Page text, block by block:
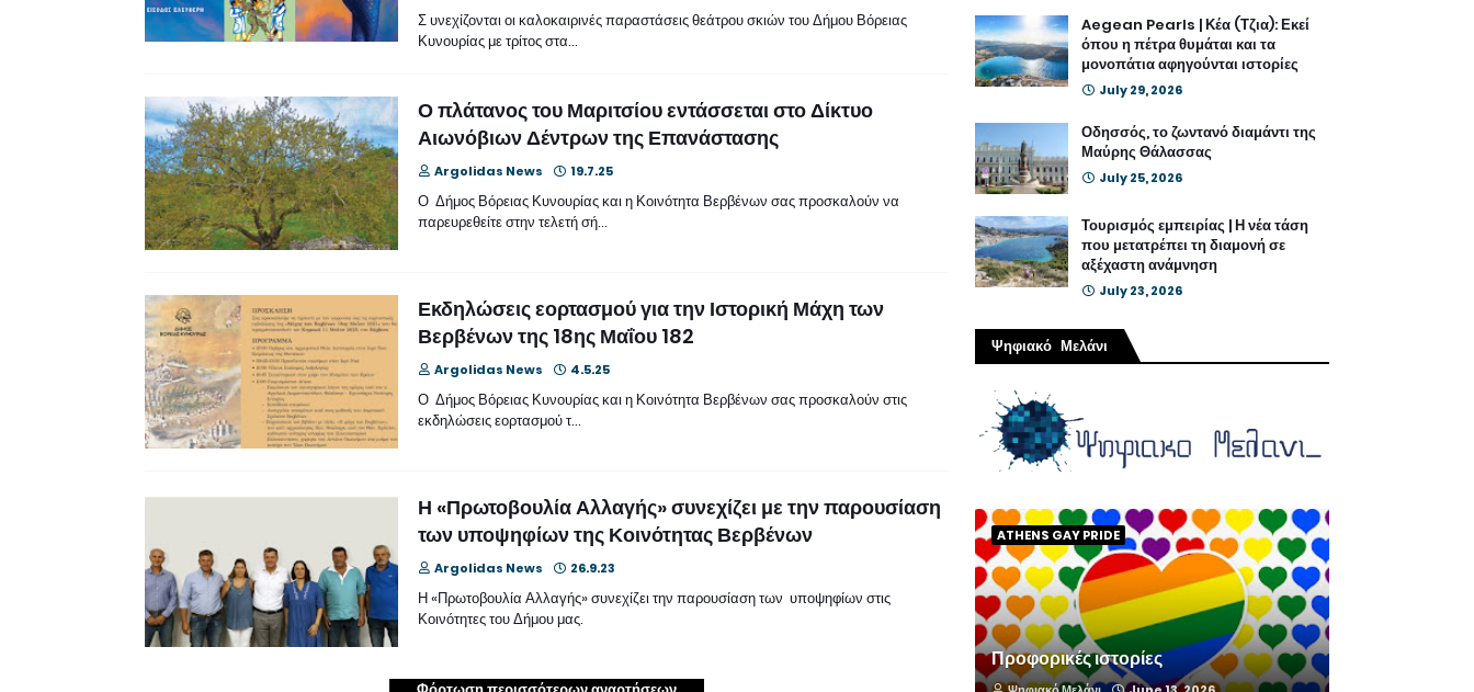
Σ υνεχίζονται οι καλοκαιρινές παραστάσεις θεάτρου σκιών του Δήμου Βόρειας
Κυνουρίας με τρίτος στα…
Ο πλάτανος του Μαριτσίου εντάσσεται στο Δίκτυο
Αιωνόβιων Δέντρων της Επανάστασης
Argolidas News 19.7.25
Ο Δήμος Βόρειας Κυνουρίας και η Κοινότητα Βερβένων σας προσκαλούν να
παρευρεθείτε στην τελετή σή…
Εκδηλώσεις εορτασμού για την Ιστορική Μάχη των
Βερβένων της 18ης Μαΐου 182
Argolidas News 4.5.25
Ο Δήμος Βόρειας Κυνουρίας και η Κοινότητα Βερβένων σας προσκαλούν στις
εκδηλώσεις εορτασμού τ…
Η «Πρωτοβουλία Αλλαγής» συνεχίζει με την παρουσίαση
των υποψηφίων της Κοινότητας Βερβένων
Argolidas News 26.9.23
Η «Πρωτοβουλία Αλλαγής» συνεχίζει την παρουσίαση των υποψηφίων στις
Κοινότητες του Δήμου μας.
Aegean Pearls | Κέα (Τζια): Εκεί
όπου η πέτρα θυμάται και τα
μονοπάτια αφηγούνται ιστορίες
July 29, 2026
Οδησσός, το ζωντανό διαμάντι της
Μαύρης Θάλασσας
July 25, 2026
Τουρισμός εμπειρίας | Η νέα τάση
που μετατρέπει τη διαμονή σε
αξέχαστη ανάμνηση
July 23, 2026
Ψηφιακό Μελάνι
ATHENS GAY PRIDE
Προφορικές ιστορίες